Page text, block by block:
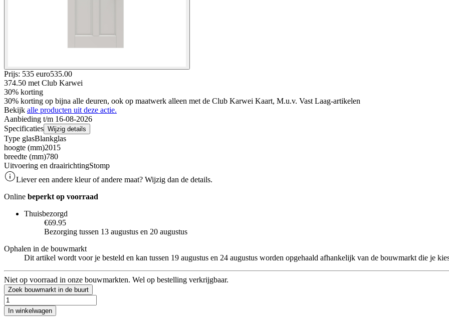
Prijs: 535 euro535.00
374.50 met Club Karwei
30% korting
30% korting op bijna alle deuren, ook op maatwerk alleen met de Club Karwei Kaart, M.u.v. Vast Laag-artikelen
Bekijk alle producten uit deze actie.
Aanbieding t/m 16-08-2026
Specificaties Wijzig details
Type glasBlankglas
hoogte (mm)2015
breedte (mm)780
Uitvoering en draairichtingStomp
Liever een andere kleur of andere maat? Wijzig dan de details.
Online beperkt op voorraad
Thuisbezorgd
€69.95
Bezorging tussen 13 augustus en 20 augustus
Ophalen in de bouwmarkt
Dit artikel wordt voor je besteld en kan tussen 19 augustus en 24 augustus worden opgehaald afhankelijk van de bouwmarkt die je
Niet op voorraad in onze bouwmarkten. Wel op bestelling verkrijgbaar.
Zoek bouwmarkt in de buurt
In winkelwagen